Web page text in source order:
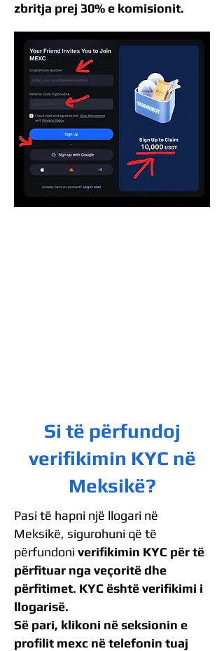
zbritja prej 30% e komisionit.
Si të përfundoj
verifikimin KYC në
Meksikë?
Pasi të hapni një llogari në
Meksikë, sigurohuni që të
përfundoni verifikimin KYC për të
përfituar nga veçoritë dhe
përfitimet. KYC është verifikimi i
llogarisë.
Së pari, klikoni në seksionin e
profilit mexc në telefonin tuaj